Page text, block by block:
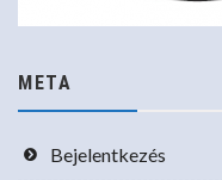
META
Bejelentkezés